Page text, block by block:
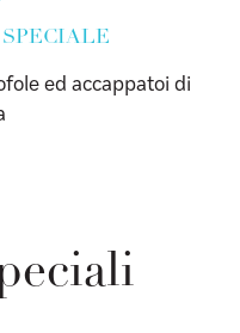
ed accappatoi di